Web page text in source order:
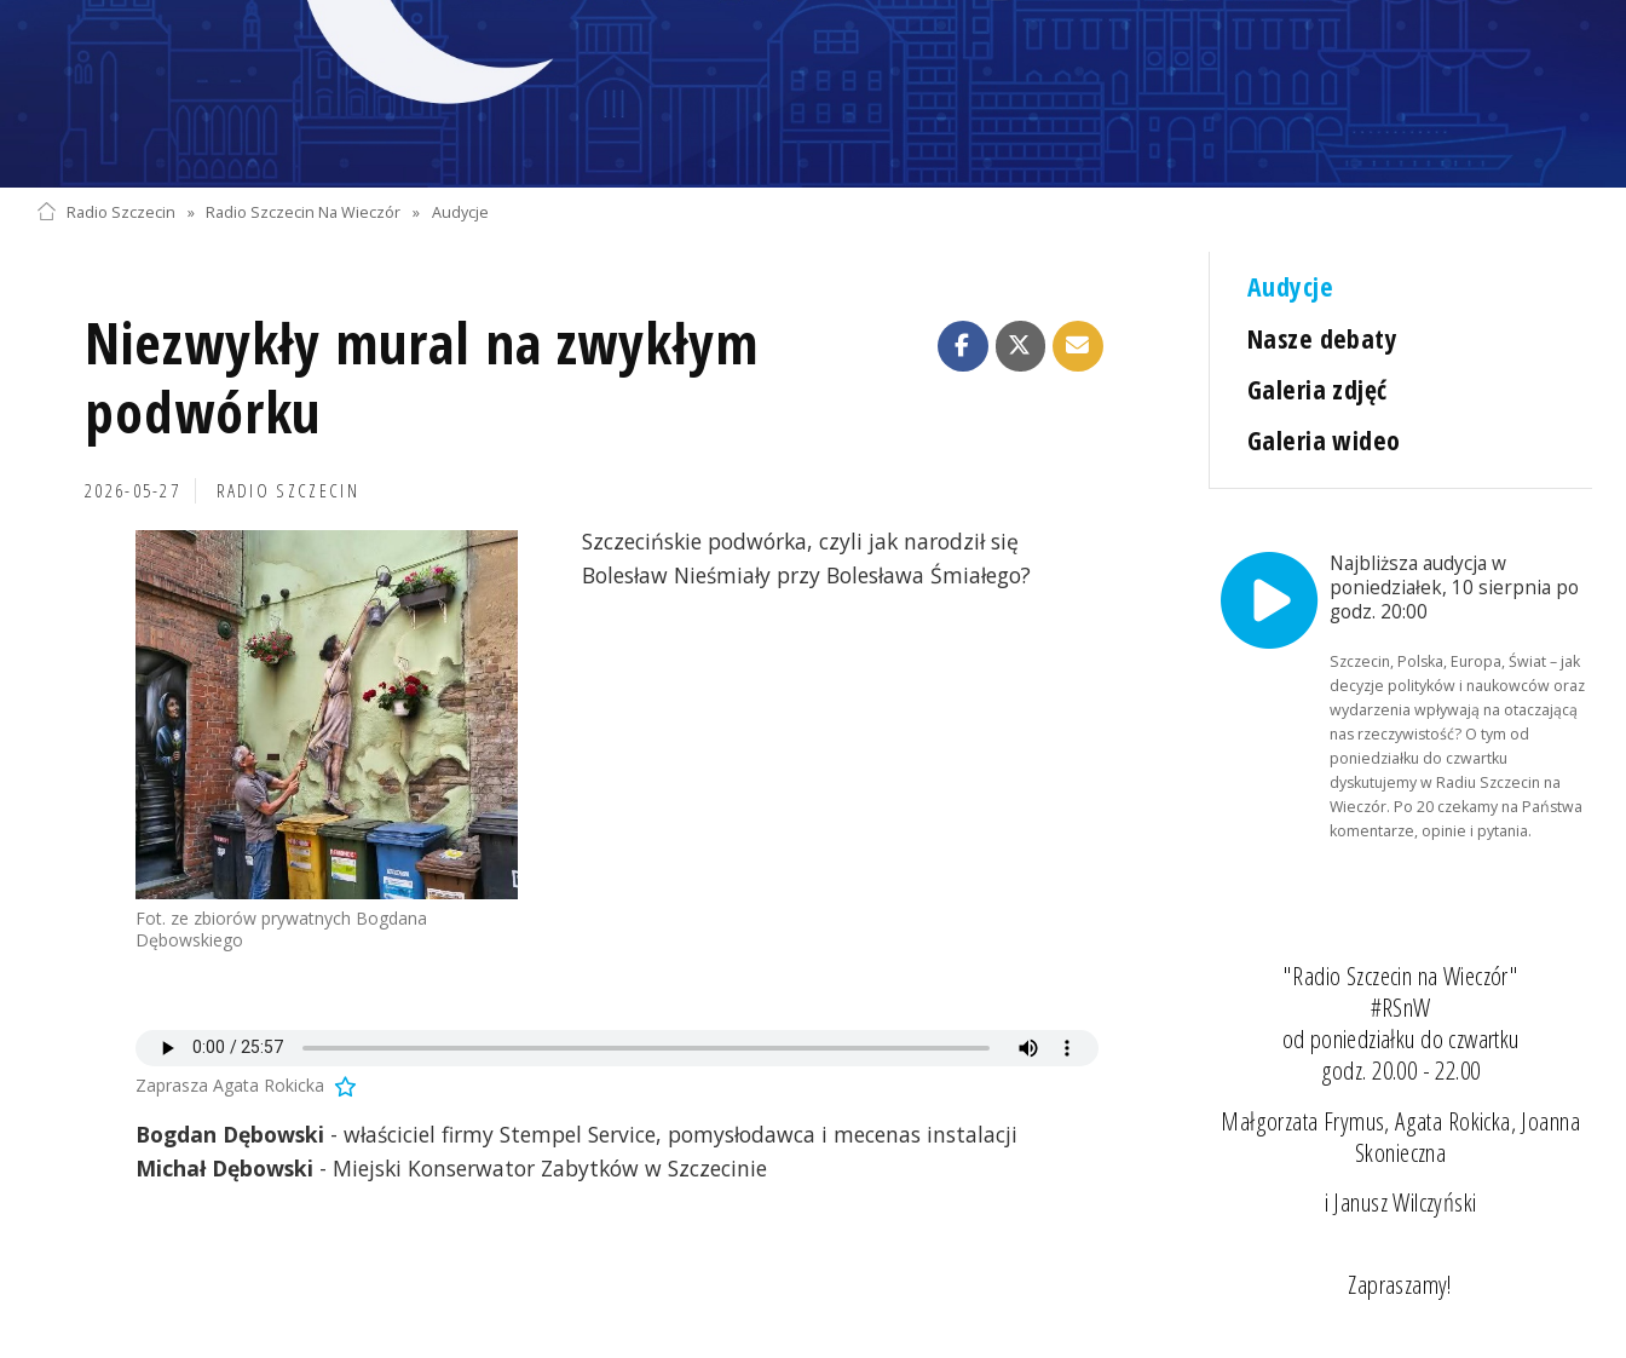
Radio Szczecin » Radio Szczecin Na Wieczór » Audycje
Niezwykły mural na zwykłym
podwórku
2026-05-27 RADIO SZCZECIN
Fot. ze zbiorów prywatnych Bogdana
Dębowskiego
Szczecińskie podwórka, czyli jak narodził się
Bolesław Nieśmiały przy Bolesława Śmiałego?
Zaprasza Agata Rokicka
Bogdan Dębowski - właściciel firmy Stempel Service, pomysłodawca i mecenas instalacji
Michał Dębowski - Miejski Konserwator Zabytków w Szczecinie
Audycje
Nasze debaty
Galeria zdjęć
Galeria wideo
Najbliższa audycja w
poniedziałek, 10 sierpnia po
godz. 20:00
Szczecin, Polska, Europa, Świat – jak
decyzje polityków i naukowców oraz
wydarzenia wpływają na otaczającą
nas rzeczywistość? O tym od
poniedziałku do czwartku
dyskutujemy w Radiu Szczecin na
Wieczór. Po 20 czekamy na Państwa
komentarze, opinie i pytania.
"Radio Szczecin na Wieczór"
#RSnW
od poniedziałku do czwartku
godz. 20.00 - 22.00
Małgorzata Frymus, Agata Rokicka, Joanna
Skonieczna
i Janusz Wilczyński
Zapraszamy!